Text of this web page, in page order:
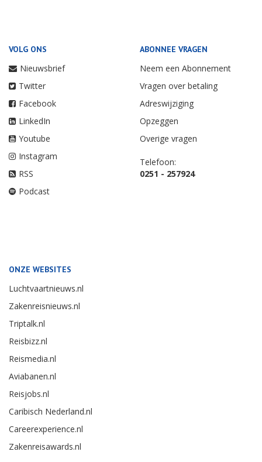
VOLG ONS
Nieuwsbrief
Twitter
Facebook
LinkedIn
Youtube
Instagram
RSS
Podcast
ABONNEE VRAGEN
Neem een Abonnement
Vragen over betaling
Adreswijziging
Opzeggen
Overige vragen
Telefoon:
0251 - 257924
ONZE WEBSITES
Luchtvaartnieuws.nl
Zakenreisnieuws.nl
Triptalk.nl
Reisbizz.nl
Reismedia.nl
Aviabanen.nl
Reisjobs.nl
Caribisch Nederland.nl
Careerexperience.nl
Zakenreisawards.nl